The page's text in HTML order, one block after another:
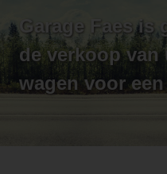
Garage Faes is
de verkoop
wagen voor